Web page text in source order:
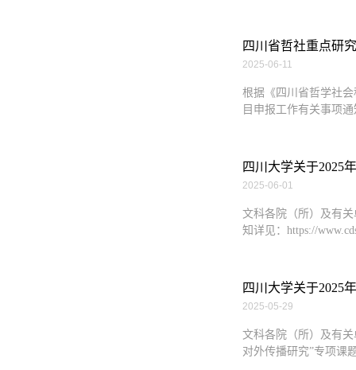
四川省哲社重点研
2025-06-11
根据《四川省哲学社
目申报工作有关事项
四川大学关于2025
2025-06-01
文科各院（所）及有
知详见：https://
四川大学关于2025
2025-05-29
文科各院（所）及有
对外传播研究”专项课